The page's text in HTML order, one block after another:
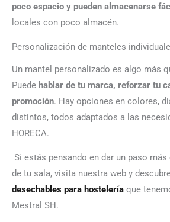
poco espacio y pueden almacenarse
locales con poco almacén.
Personalización de manteles
Un mantel personalizado es algo más
Puede hablar de tu marca, reforzar tu
promoción. Hay opciones en colores,
distintos, todos adaptados a las
HORECA.
Si estás pensando en dar un paso
de tu sala, visita nuestra web y
desechables para hostelería que
Mestral SH.